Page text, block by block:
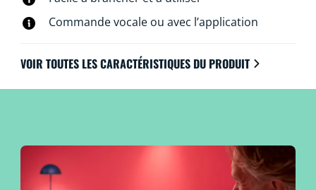
connectent directement à votre Wi-Fi.
Commande vocale ou avec l’application
VOIR TOUTES LES CARACTÉRISTIQUES DU PRODUIT